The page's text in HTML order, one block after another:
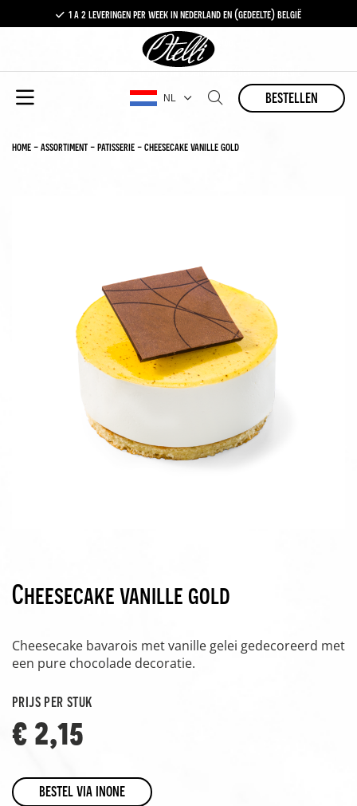
1 a 2 leveringen per week in nederland en (gedeelte) belgië
gratis levering vanaf €100,-
1 a 2 leveringen per week in nederland en (gedeelte) belgië
NL bestellen
home-assortiment-patisserie-cheesecake vanille gold
Cheesecake vanille gold
Cheesecake bavarois met vanille gelei gedecoreerd met
een pure chocolade decoratie.
prijs per stuk
€ 2,15
bestel via inone